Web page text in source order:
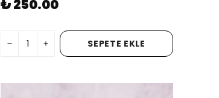
₺ 250.00
SEPETE EKLE